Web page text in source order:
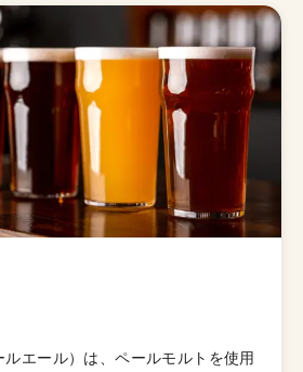
で、1次産業から6次産業化に繋げ
の街で展開することで、「人」
繋ぐ活動に取り組んでいます。 と
プ x サスティナブルな理念の系の
ルのラインナップは陰陽五行をコ
り、木・水・火・金・土のそれぞれ
を販売しています。
エール）は、ペールモルトを使用